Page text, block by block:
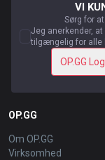
VI
Sørg for
Jeg anerkender,
tilgængelig for alle
OP.GG
OP.GG
Om OP.GG
Virksomhed